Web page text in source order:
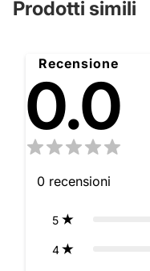
Prodotti simili
Recensione
0.0
0 recensioni
5
4